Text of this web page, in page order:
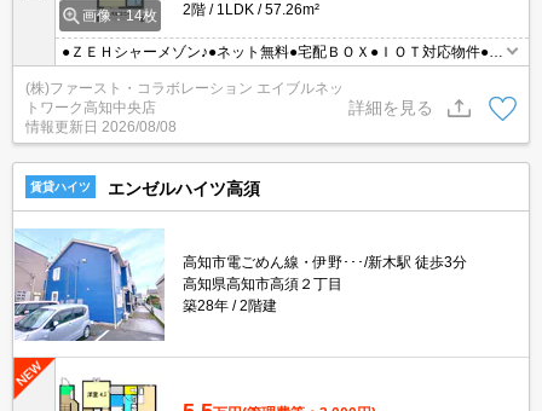
画像：14枚
2階
1LDK 57.26m²
●ＺＥＨシャーメゾン♪●ネット無料●宅配ＢＯＸ●ＩＯＴ対応物件●ペ
ット飼育可能（小型犬または猫１匹）
(株)ファースト・コラボレーション エイブルネッ
トワーク高知中央店
情報更新日 2026/08/08
詳細を見る
賃貸ハイツ エンゼルハイツ高須
高知市電ごめん線・伊野･･･/新木駅 徒歩3分
高知県高知市高須２丁目
築28年
2階建